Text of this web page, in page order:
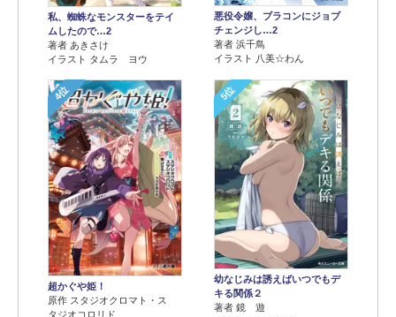
私、蜘蛛なモンスターをテイ
ムしたので…2
著者 あきさけ
イラスト タムラ ヨウ
悪役令嬢、ブラコンにジョブ
チェンジし…2
著者 浜千鳥
イラスト 八美☆わん
4位
超かぐや姫！
原作 スタジオクロマト・ス
タジオコロリド
5位
幼なじみは誘えばいつでもデ
キる関係２
著者 鏡 遊